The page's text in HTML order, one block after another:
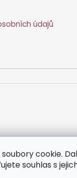
cookie.
souhlas s
údajů